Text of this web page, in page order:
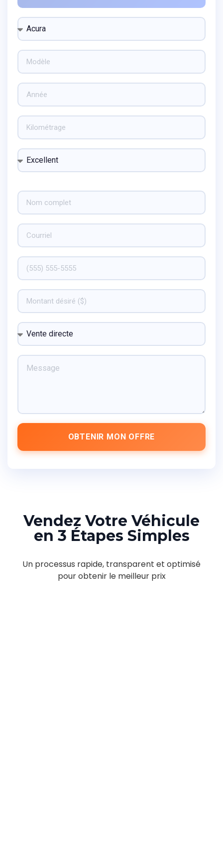
OBTENIR MON OFFRE
Vendez Votre Véhicule
en 3 Étapes Simples
Un processus rapide, transparent et optimisé
pour obtenir le meilleur prix